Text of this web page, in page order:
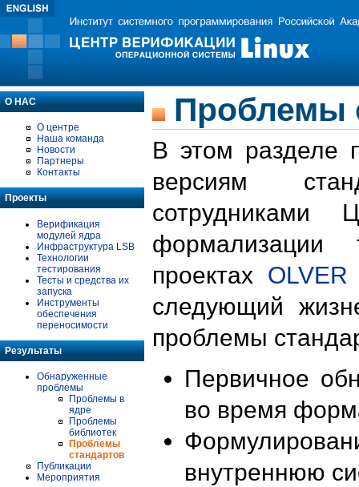
О НАС
О центре
Наша команда
Новости
Партнеры
Контакты
Проекты
Верификация
модулей ядра
Инфраструктура LSB
Технологии
тестирования
Тесты и средства их
запуска
Инструменты
обеспечения
переносимости
Результаты
Обнаруженные
проблемы
Проблемы в
ядре
Проблемы
библиотек
Проблемы
стандартов
Публикации
Мероприятия
Проблемы
В этом разделе
версиям
формализации
проектах OLVER
следующий
проблемы
Первичное
во время
внутреннюю